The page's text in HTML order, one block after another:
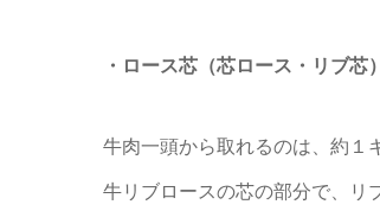
・ロース芯（芯ロース・リブ芯）
牛肉一頭から取れるのは、約１
牛リブロースの芯の部分で、リ